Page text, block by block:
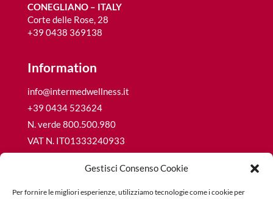
Gestisci Consenso Cookie
Per fornire le migliori esperienze, utilizziamo tecnologie come i cookie per
CONEGLIANO – ITALY
Corte delle Rose, 28
+39 0438 369138
Information
info@intermedwellness.it
+39 0434 523624
N. verde 800.500.980
VAT N. IT01333240933
Social capital € 15.600,00 i.v.